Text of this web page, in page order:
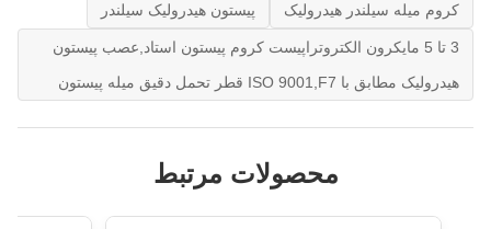
کروم میله سیلندر هیدرولیک پیستون هیدرولیک سیلندر
3 تا 5 مایکرون الکتروتراپیست کروم پیستون استاد,عصب پیستون
هیدرولیک مطابق با ISO 9001,F7 قطر تحمل دقیق میله پیستون
محصولات مرتبط